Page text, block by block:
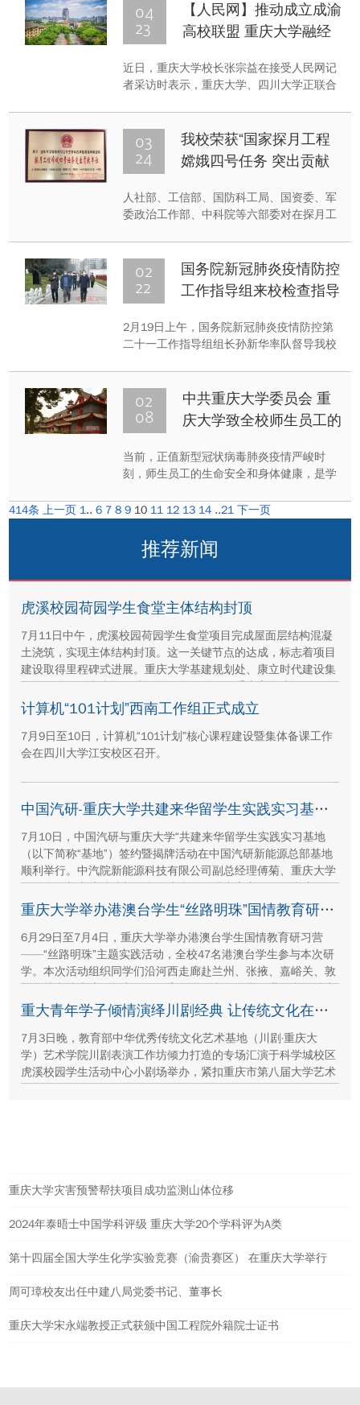
04
23
【人民网】推动成立成渝
高校联盟 重庆大学融经
近日，重庆大学校长张宗益在接受人民网记
者采访时表示，重庆大学、四川大学正联合
望实现学分互认、学科互补、科研成果互
认，并联合开展研究，攻坚重大科研项目。
03
24
我校荣获“国家探月工程
嫦娥四号任务 突出贡献
人社部、工信部、国防科工局、国资委、军
委政治工作部、中科院等六部委对在探月工
科普试验载荷研制团队荣获“探月工程嫦娥四
号任务突出贡献单位”称号，项目总指挥刘汉
龙、总设计师谢更新荣获“探月工程嫦娥四号
02
22
国务院新冠肺炎疫情防控
工作指导组来校检查指导
2月19日上午，国务院新冠肺炎疫情防控第
二十一工作指导组组长孙新华率队督导我校
机制落实、校园管理管控、线上教学情况、
防疫物资调配、复学准备工作、防控教育宣
传等工作给予具体指导。
02
08
中共重庆大学委员会 重
庆大学致全校师生员工的
当前，正值新型冠状病毒肺炎疫情严峻时
刻，师生员工的生命安全和身体健康，是学
校坚决贯彻习近平总书记重要指示精神和党
市政府的工作要求，积极构筑联防联控、群
防群治的严密防线。
414条 上一页 1..6 7 8 9 10 11 12 13 14 ..21 下一页
推荐新闻
虎溪校园荷园学生食堂主体结构封顶
7月11日中午，虎溪校园荷园学生食堂项目完成屋面层结构混凝
土浇筑，实现主体结构封顶。这一关键节点的达成，标志着项目
建设取得里程碑式进展。重庆大学基建规划处、康立时代建设集
团有限公司、湖南顺天建设集团有限公司、重庆方郡建设工程咨
询有限公司等参建单位代表现场参与封顶仪式。
计算机“101计划”西南工作组正式成立
7月9日至10日，计算机“101计划”核心课程建设暨集体备课工作
会在四川大学江安校区召开。
中国汽研-重庆大学共建来华留学生实践实习基地签约暨揭牌活动举行
7月10日，中国汽研与重庆大学“共建来华留学生实践实习基地
（以下简称“基地”）签约暨揭牌活动在中国汽研新能源总部基地
顺利举行。中汽院新能源科技有限公司副总经理傅菊、重庆大学
国际合作与交流处处长兼留学生事务管理中心主任阳春出席活
动，双方相关职能负责人、教师代表及来华留学生代表共同参重庆大学举办港澳台学生“丝路明珠”国情教育研习营
6月29日至7月4日，重庆大学举办港澳台学生国情教育研习营
——“丝路明珠”主题实践活动，全校47名港澳台学生参与本次研
学。本次活动组织同学们沿河西走廊赴兰州、张掖、嘉峪关、敦
煌多地实地走访，深入了解国家在丝路文明传承、世界文化遗产
保护、西北地质生态治理等方面的建设成就与发展路径。
重大青年学子倾情演绎川剧经典 让传统文化在校园“活”起来
7月3日晚，教育部中华优秀传统文化艺术基地（川剧·重庆大
学）艺术学院川剧表演工作坊倾力打造的专场汇演于科学城校区
虎溪校园学生活动中心小剧场举办，紧扣重庆市第八届大学艺术
重庆大学灾害预警帮扶项目成功监测山体位移
2024年泰晤士中国学科评级 重庆大学20个学科评为A类
第十四届全国大学生化学实验竞赛（渝贵赛区） 在重庆大学举行
周可璋校友出任中建八局党委书记、董事长
重庆大学宋永端教授正式获颁中国工程院外籍院士证书